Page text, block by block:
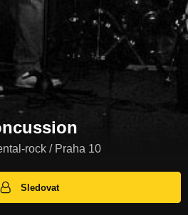
rock / Praha 10
Sledovat